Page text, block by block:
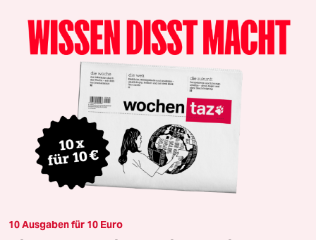
10 Ausgaben für 10 Euro